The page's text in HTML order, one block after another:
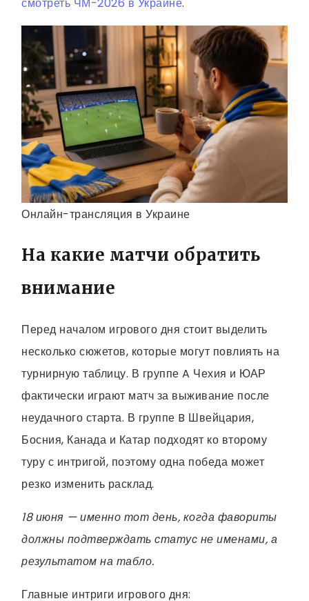
Онлайн-трансляция в Украине
На какие матчи обратить
внимание
Перед началом игрового дня стоит выделить
несколько сюжетов, которые могут повлиять на
турнирную таблицу. В группе A Чехия и ЮАР
фактически играют матч за выживание после
неудачного старта. В группе B Швейцария,
Босния, Канада и Катар подходят ко второму
туру с интригой, поэтому одна победа может
резко изменить расклад.
18 июня — именно тот день, когда фавориты
должны подтверждать статус не именами, а
результатом на табло.
Главные интриги игрового дня: